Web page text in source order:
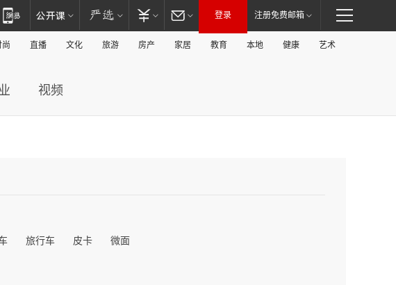
登录 注册免费邮箱
尚 直播 文化 旅游 房产 家居 教育 本地 健康 艺术
视频
旅行车 皮卡 微面